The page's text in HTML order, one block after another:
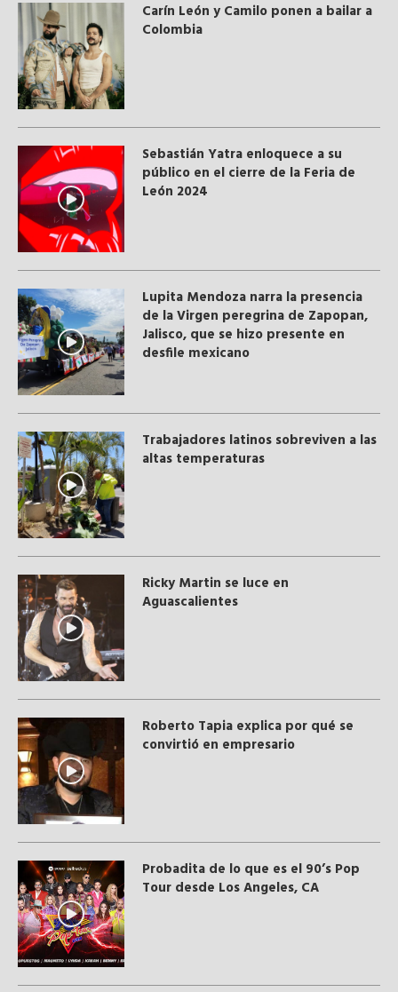
Carín León y Camilo ponen a bailar a
Colombia
Sebastián Yatra enloquece a su
público en el cierre de la Feria de
León 2024
Lupita Mendoza narra la presencia
de la Virgen peregrina de Zapopan,
Jalisco, que se hizo presente en
desfile mexicano
Trabajadores latinos sobreviven a las
altas temperaturas
Ricky Martin se luce en
Aguascalientes
Roberto Tapia explica por qué se
convirtió en empresario
Probadita de lo que es el 90’s Pop
Tour desde Los Angeles, CA